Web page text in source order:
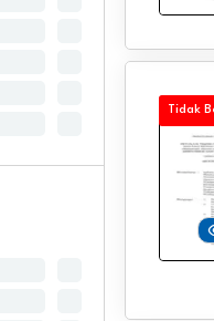
Tidak